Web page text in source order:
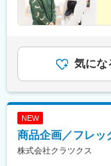
は追加支給【年
年目／チームリ
気にな
NEW
商品企画／フレッ
株式会社クラツクス